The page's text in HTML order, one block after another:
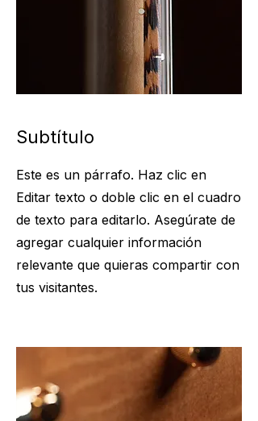
Subtítulo
Este es un párrafo. Haz clic en
Editar texto o doble clic en el cuadro
de texto para editarlo. Asegúrate de
agregar cualquier información
relevante que quieras compartir con
tus visitantes.